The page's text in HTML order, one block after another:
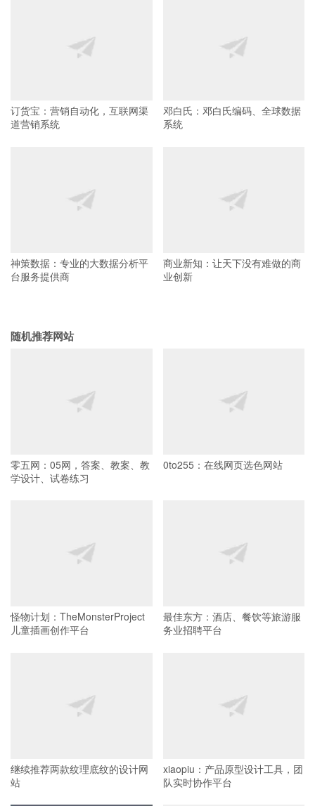
订货宝：营销自动化，互联网渠
道营销系统
邓白氏：邓白氏编码、全球数据
系统
神策数据：专业的大数据分析平
台服务提供商
商业新知：让天下没有难做的商
业创新
随机推荐网站
零五网：05网，答案、教案、教
学设计、试卷练习
0to255：在线网页选色网站
怪物计划：TheMonsterProject
儿童插画创作平台
最佳东方：酒店、餐饮等旅游服
务业招聘平台
继续推荐两款纹理底纹的设计网
站
xiaopiu：产品原型设计工具，团
队实时协作平台